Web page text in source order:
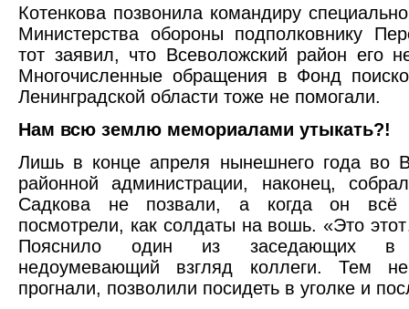
Котенкова позвонила командиру
Министерства обороны подполковнику
тот заявил, что Всеволожский район его
Многочисленные обращения в Фонд
Ленинградской области тоже не помогали.
Нам всю землю мемориалами утыкать?!
Лишь в конце апреля нынешнего года во
районной администрации, наконец,
Садкова не позвали, а когда он всё
посмотрели, как солдаты на вошь. «Это
Пояснило один из заседающих
недоумевающий взгляд коллеги. Тем
прогнали, позволили посидеть в уголке и